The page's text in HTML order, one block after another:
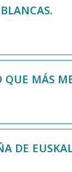
QUE MÁS
DE